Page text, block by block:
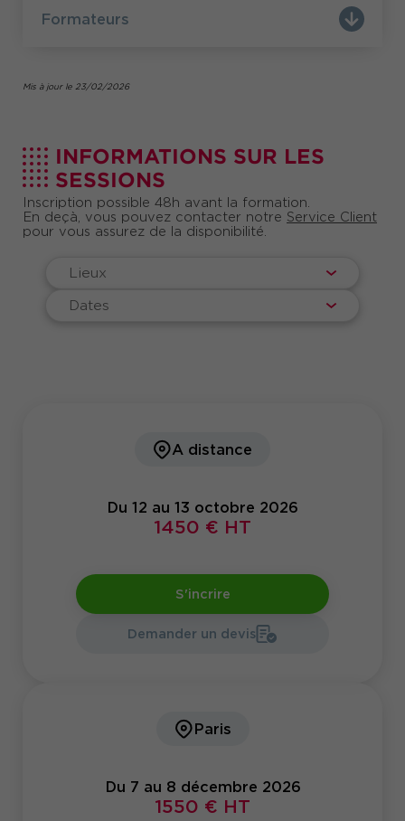
Formateurs
Mis à jour le 23/02/2026
INFORMATIONS SUR LES
SESSIONS
Inscription possible 48h avant la formation.
En deçà, vous pouvez contacter notre Service Client
pour vous assurez de la disponibilité.
Lieux
Dates
A distance
Du 12 au 13 octobre 2026
1450 € HT
S'incrire
Demander un devis
Paris
Du 7 au 8 décembre 2026
1550 € HT